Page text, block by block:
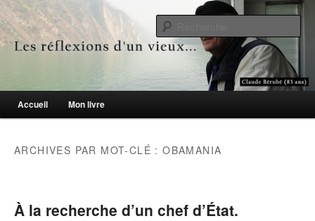
Les réflexions d'un vieux…
Le blogue des aînés de 65 ans et +
Menu principal
Aller au contenu principal
Aller au contenu secondaire
Accueil Mon livre
ARCHIVES PAR MOT-CLÉ :OBAMANIA
À la recherche d’un chef d’État.